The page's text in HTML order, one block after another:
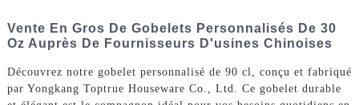
Vente En Gros De Gobelets Personnalisés De 30
Oz Auprès De Fournisseurs D'usines Chinoises
Découvrez notre gobelet personnalisé de 90 cl, conçu et fabriqué
par Yongkang Toptrue Houseware Co., Ltd. Ce gobelet durable